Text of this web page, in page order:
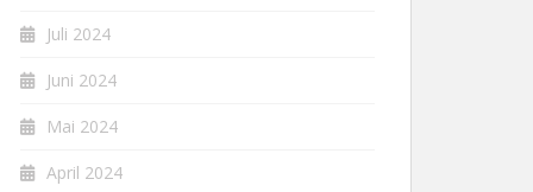
Juli 2024
Juni 2024
Mai 2024
April 2024